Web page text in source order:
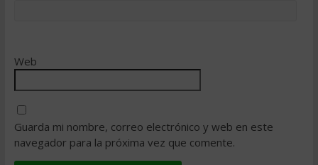
Web
Guarda mi nombre, correo electrónico y web en este
navegador para la próxima vez que comente.